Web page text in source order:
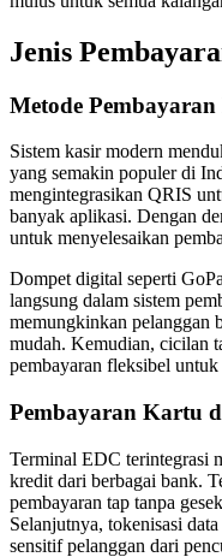
Jenis
Metode
Sistem kasir modern
yang semakin populer di
mengintegrasikan QRIS
banyak aplikasi. Dengan
untuk menyelesaikan
Dompet digital seperti
langsung dalam sistem
memungkinkan pelanggan
mudah. Kemudian, cicilan
pembayaran fleksibel untuk
Pembayaran Kartu
Terminal EDC terintegrasi
kredit dari berbagai bank.
pembayaran tap tanpa
Selanjutnya, tokenisasi
sensitif pelanggan dari